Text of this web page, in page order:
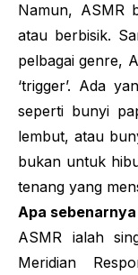
Namun, ASMR
atau berbisik.
pelbagai genre,
‘trigger’. Ada
seperti bunyi
lembut, atau
bukan untuk
tenang yang
Apa sebenarnya
ASMR ialah
Meridian